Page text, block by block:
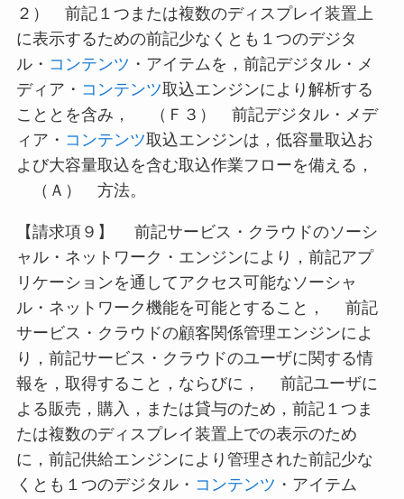
２） 前記１つまたは複数のディスプレイ装置上
に表示するための前記少なくとも１つのデジタ
ル・ コンテンツ ・アイテムを，前記デジタル・メ
ディア・ コンテンツ取込エンジンにより解析する
こととを含み， （Ｆ３） 前記デジタル・メデ
ィア・ コンテンツ取込エンジンは，低容量取込お
よび大容量取込を含む取込作業フローを備える，
（Ａ） 方法。
【請求項９】 前記サービス・クラウドのソーシ
ャル・ネットワーク・エンジンにより，前記アプ
リケーションを通してアクセス可能なソーシャ
ル・ネットワーク機能を可能とすること， 前記
サービス・クラウドの顧客関係管理エンジンによ
り，前記サービス・クラウドのユーザに関する情
報を，取得すること，ならびに， 前記ユーザに
よる販売，購入，または貸与のため，前記１つま
たは複数のディスプレイ装置上での表示のため
に，前記供給エンジンにより管理された前記少な
くとも１つのデジタル・ コンテンツ ・アイテム